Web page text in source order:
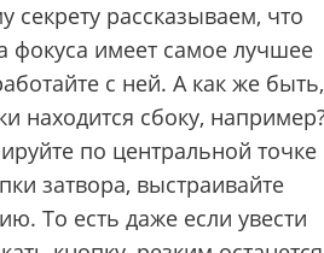
рассказываем, что
фокуса имеет самое лучшее
с ней. А как же быть,
находится сбоку,
по центральной точке
затвора, выстраивайте
То есть даже если увести